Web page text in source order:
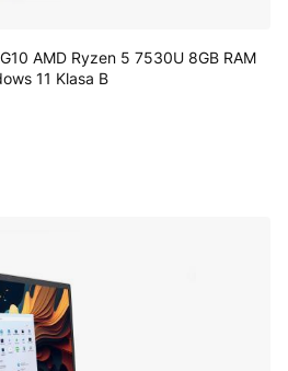
AMD Ryzen 5 7530U 8GB RAM
11 Klasa B